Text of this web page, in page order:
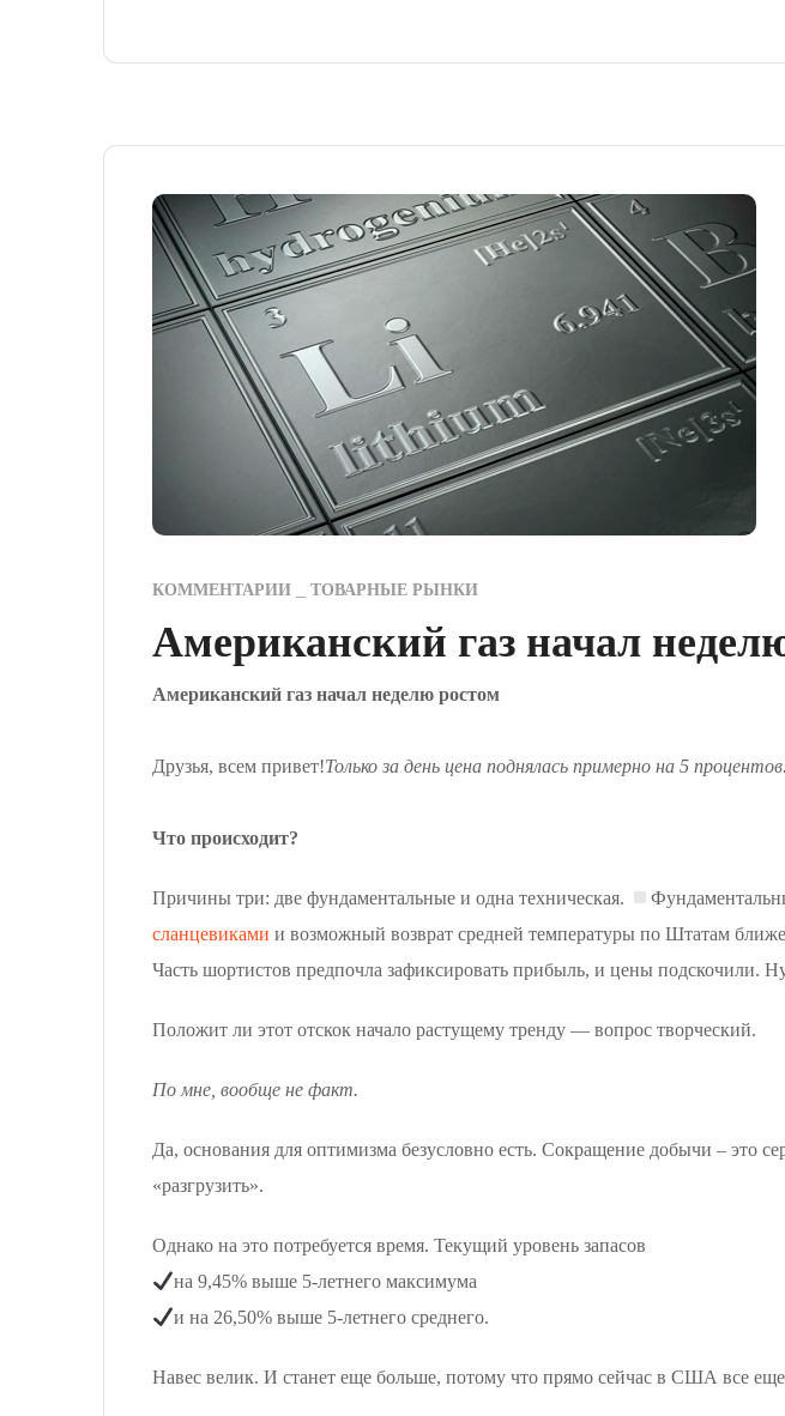
КОММЕНТАРИИ ТОВАРНЫЕ РЫНКИ
Американский газ начал
Американский газ начал неделю ростом
Друзья, всем привет!Только за день цена поднялась примерно на 5
Что происходит?
Причины три: две фундаментальные и одна техническая.
сланцевиками и возможный возврат средней температуры по Штатам
Часть шортистов предпочла зафиксировать прибыль, и цены подскочили.
Положит ли этот отскок начало растущему тренду — вопрос творческий.
По мне, вообще не факт.
Да, основания для оптимизма безусловно есть. Сокращение добычи – это
«разгрузить».
Однако на это потребуется время. Текущий уровень запасов
на 9,45% выше 5-летнего максимума
и на 26,50% выше 5-летнего среднего.
Навес велик. И станет еще больше, потому что прямо сейчас в США все